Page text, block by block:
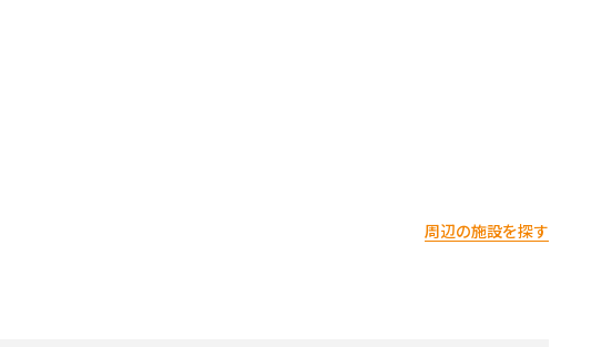
周辺の施設を探す